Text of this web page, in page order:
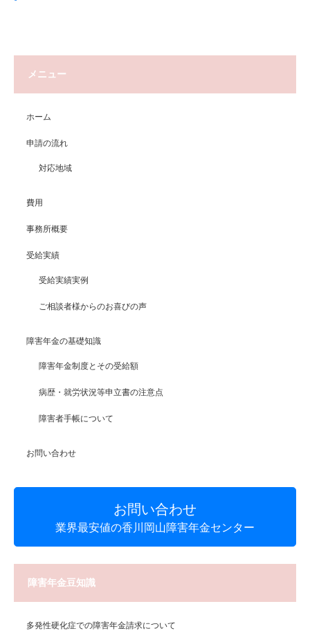
メニュー
ホーム
申請の流れ
対応地域
費用
事務所概要
受給実績
受給実績実例
ご相談者様からのお喜びの声
障害年金の基礎知識
障害年金制度とその受給額
病歴・就労状況等申立書の注意点
障害者手帳について
お問い合わせ
お問い合わせ
業界最安値の香川岡山障害年金センター
障害年金豆知識
多発性硬化症での障害年金請求について